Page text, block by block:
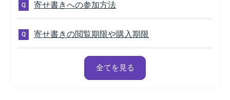
寄せ書きへの参加方法
寄せ書きの閲覧期限や購入期限
全てを見る